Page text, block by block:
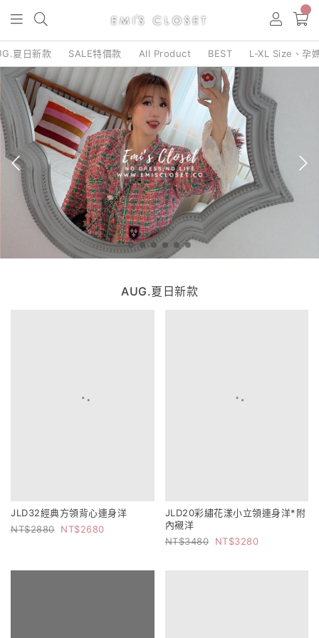
夏日新款 SALE特價款 All Product BEST L-XL Size、孕
AUG.夏日新款
JLD32經典方領背心連身洋
2880
2680
JLD20彩繡花漾小立領連身洋*附
內襯洋
3480
3280